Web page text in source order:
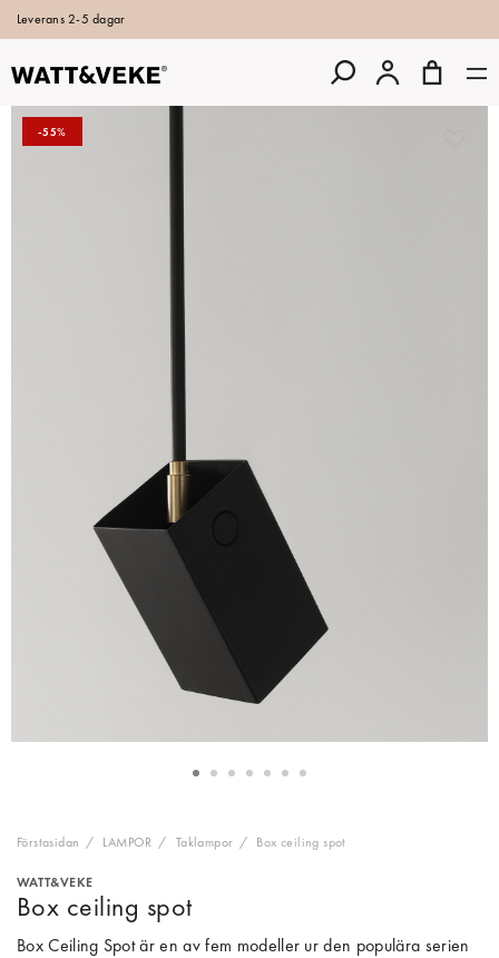
Leverans 2-5 dagar
-55%
Förstasidan LAMPOR Taklampor Box ceiling spot
WATT&VEKE
Box ceiling spot
Box Ceiling Spot är en av fem modeller ur den populära serien